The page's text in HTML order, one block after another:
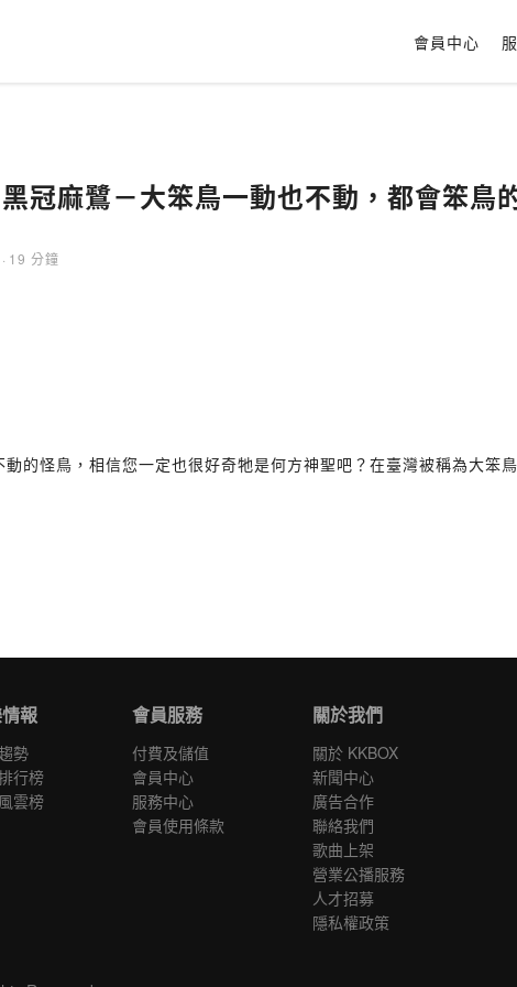
會員中心
冠麻鷺－大笨鳥一動也不動，都會笨鳥
· 19 分鐘
的怪鳥，相信您一定也很好奇牠是何方神聖吧？在臺灣被稱為大笨
報
勢
行榜
雲榜
會員服務
付費及儲值
會員中心
服務中心
會員使用條款
關於我們
關於 KKBOX
新聞中心
廣告合作
聯絡我們
歌曲上架
營業公播服務
人才招募
隱私權政策